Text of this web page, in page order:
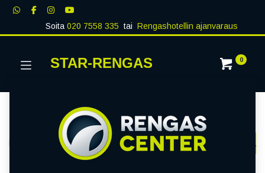
Soita020 7558 335 tai Rengashotellin ajanvaraus
STAR-RENGAS 0
Näytä kaikki
RENKAAT PAKETTIAUTO MUUT